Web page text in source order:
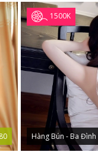
1500K
Hàng Bún - Ba Đình